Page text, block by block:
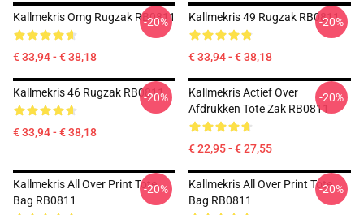
Kallmekris Omg Rugzak RB0811
€ 33,94 - € 38,18
-20% Kallmekris 49 Rugzak RB0811
€ 33,94 - € 38,18
-20%
Kallmekris 46 Rugzak RB0811
€ 33,94 - € 38,18
-20%
Kallmekris Actief Over
Afdrukken Tote Zak RB0811
€ 22,95 - € 27,55
-20%
Kallmekris All Over Print Tote
Bag RB0811
-20%
Kallmekris All Over Print Tote
Bag RB0811
-20%